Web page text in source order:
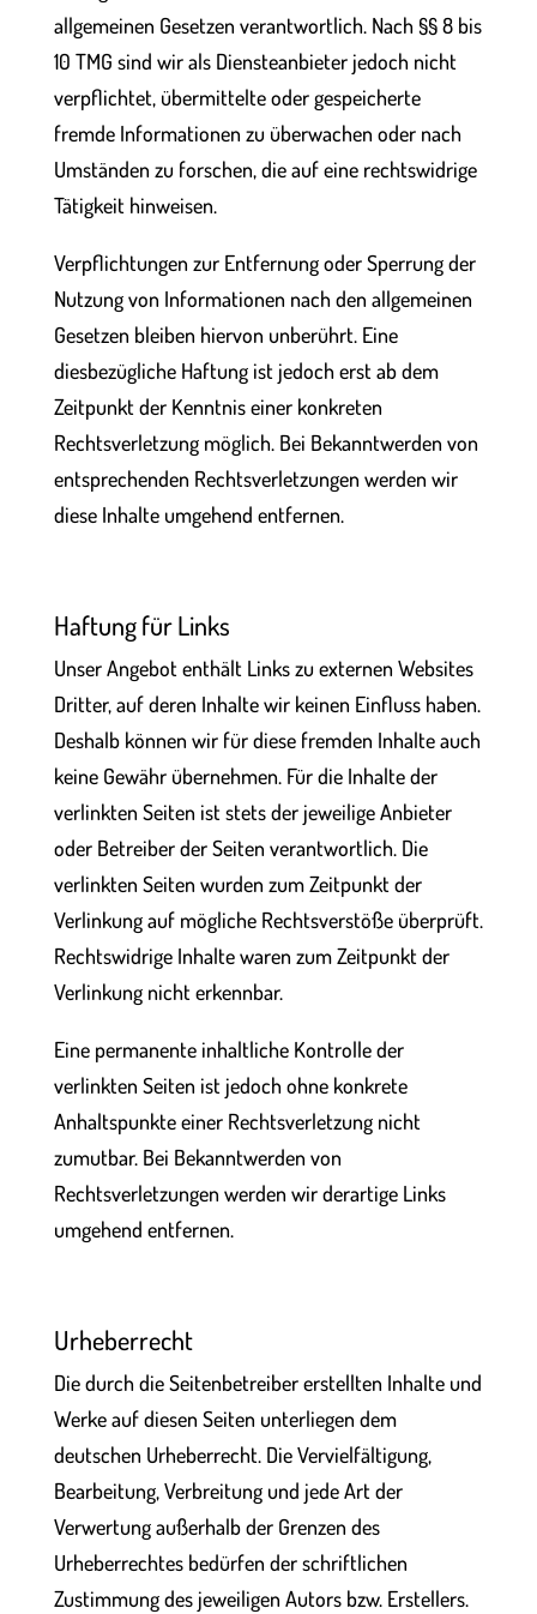
allgemeinen Gesetzen verantwortlich. Nach §§ 8 bis
10 TMG sind wir als Diensteanbieter jedoch nicht
verpflichtet, übermittelte oder gespeicherte
fremde Informationen zu überwachen oder nach
Umständen zu forschen, die auf eine rechtswidrige
Tätigkeit hinweisen.
Verpflichtungen zur Entfernung oder Sperrung der
Nutzung von Informationen nach den allgemeinen
Gesetzen bleiben hiervon unberührt. Eine
diesbezügliche Haftung ist jedoch erst ab dem
Zeitpunkt der Kenntnis einer konkreten
Rechtsverletzung möglich. Bei Bekanntwerden von
entsprechenden Rechtsverletzungen werden wir
diese Inhalte umgehend entfernen.
Haftung für Links
Unser Angebot enthält Links zu externen Websites
Dritter, auf deren Inhalte wir keinen Einfluss haben.
Deshalb können wir für diese fremden Inhalte auch
keine Gewähr übernehmen. Für die Inhalte der
verlinkten Seiten ist stets der jeweilige Anbieter
oder Betreiber der Seiten verantwortlich. Die
verlinkten Seiten wurden zum Zeitpunkt der
Verlinkung auf mögliche Rechtsverstöße überprüft.
Rechtswidrige Inhalte waren zum Zeitpunkt der
Verlinkung nicht erkennbar.
Eine permanente inhaltliche Kontrolle der
verlinkten Seiten ist jedoch ohne konkrete
Anhaltspunkte einer Rechtsverletzung nicht
zumutbar. Bei Bekanntwerden von
Rechtsverletzungen werden wir derartige Links
umgehend entfernen.
Urheberrecht
Die durch die Seitenbetreiber erstellten Inhalte und
Werke auf diesen Seiten unterliegen dem
deutschen Urheberrecht. Die Vervielfältigung,
Bearbeitung, Verbreitung und jede Art der
Verwertung außerhalb der Grenzen des
Urheberrechtes bedürfen der schriftlichen
Zustimmung des jeweiligen Autors bzw. Erstellers.